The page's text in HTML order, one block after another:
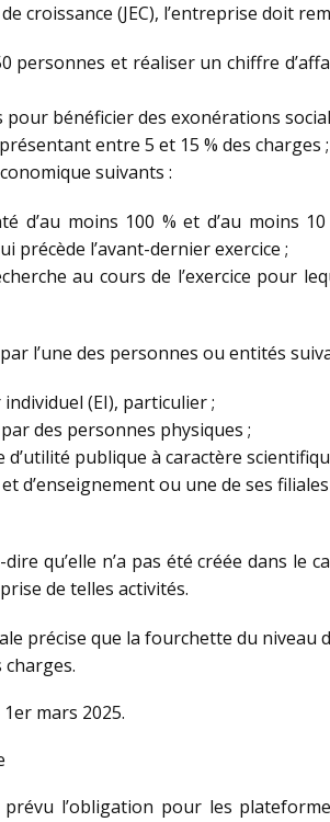
croissance (JEC), l’entreprise doit
personnes et réaliser un chiffre
bénéficier des exonérations
entre 5 et 15 % des charges ;
suivants :
d’au moins 100 % et d’au moins
précède l’avant-dernier exercice ;
au cours de l’exercice pour
l’une des personnes ou entités
(EI), particulier ;
des personnes physiques ;
publique à caractère
d’enseignement ou une de ses filiales
qu’elle n’a pas été créée dans le
de telles activités.
précise que la fourchette du niveau
mars 2025.
l’obligation pour les